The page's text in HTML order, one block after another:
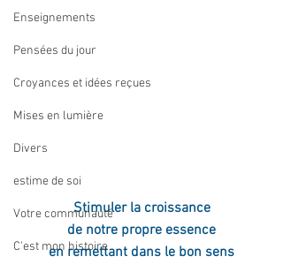
Enseignements
Pensées du jour
Croyances et idées reçues
Mises en lumière
Divers
estime de soi
Votre communauté
C'est mon histoire
Stimuler la croissance
de notre propre essence
en remettant dans le bon sens